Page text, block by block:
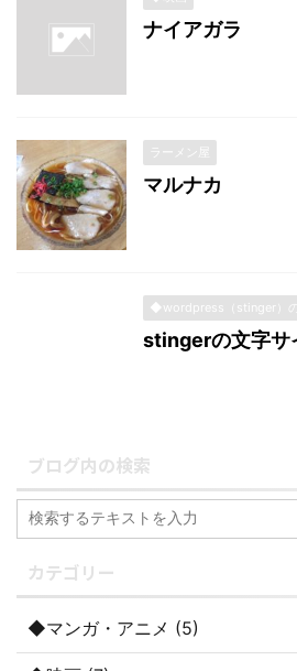
ナイアガラ
ラーメン屋
マルナカ
◆wordpress（stinger）の
stingerの文字サ
ブログ内の検索
カテゴリー
◆マンガ・アニメ (5)